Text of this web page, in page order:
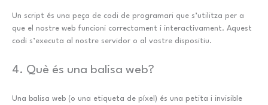
Un script és una peça de codi de programari que s’utilitza per a
que el nostre web funcioni correctament i interactivament. Aquest
codi s’executa al nostre servidor o al vostre dispositiu.
4. Què és una balisa web?
Una balisa web (o una etiqueta de píxel) és una petita i invisible